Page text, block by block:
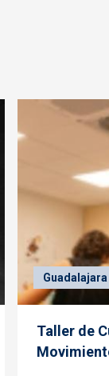
Taller de